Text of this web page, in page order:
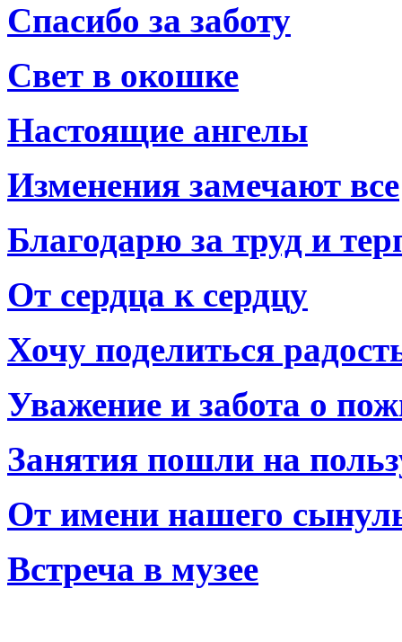
Спасибо за заботу
Свет в окошке
Настоящие ангелы
Изменения замечают все
Благодарю за труд и
От сердца к сердцу
Хочу поделиться
Уважение и забота о
Занятия пошли на
От имени нашего
Встреча в музее